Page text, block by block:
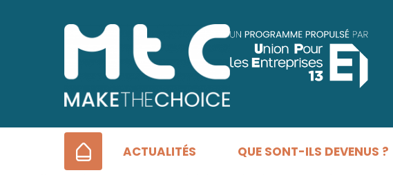
ACCUEILACTUALITÉS QUE SONT-ILS DEVENUS ?